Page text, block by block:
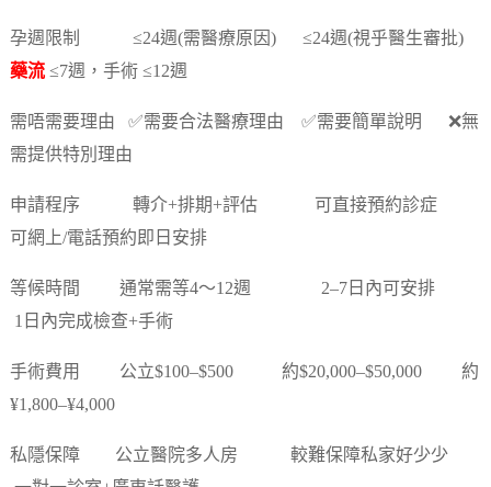
孕週限制 ≤24週(需醫療原因) ≤24週(視乎醫生審批)
藥流≤7週，手術 ≤12週
需唔需要理由 ✅需要合法醫療理由 ✅需要簡單說明 ❌無
需提供特別理由
申請程序 轉介+排期+評估 可直接預約診症
可網上/電話預約即日安排
等候時間 通常需等4～12週 2–7日內可安排
1日內完成檢查+手術
手術費用 公立$100–$500 約$20,000–$50,000 約
¥1,800–¥4,000
私隱保障 公立醫院多人房 較難保障私家好少少